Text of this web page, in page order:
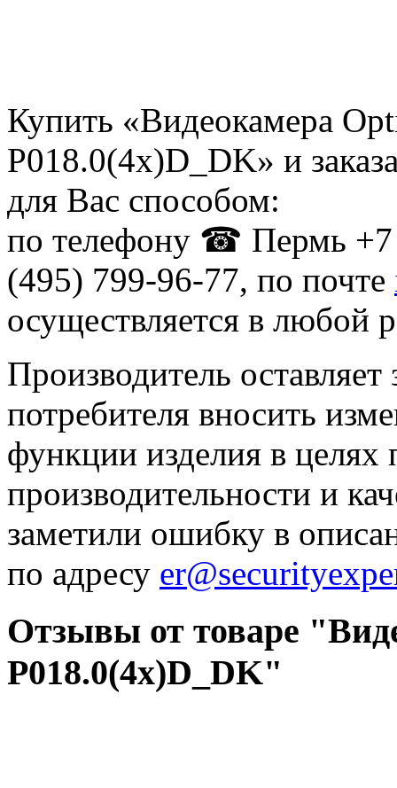
Купить «Видеокамера
P018.0(4x)D_DK» и
для Вас способом:
по телефону ☎ Пермь
(495) 799-96-77, по почте
осуществляется в любой
Производитель
потребителя вносить
функции изделия в
производительности и
заметили ошибку в
по адресу
Отзывы от товаре
P018.0(4x)D_DK"